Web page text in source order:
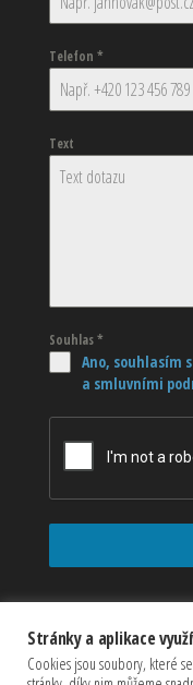
Telefon *
Text
Souhlas*
Ano, souhlasím
a smluvními
Stránky a aplikace
Cookies jsou soubory, které